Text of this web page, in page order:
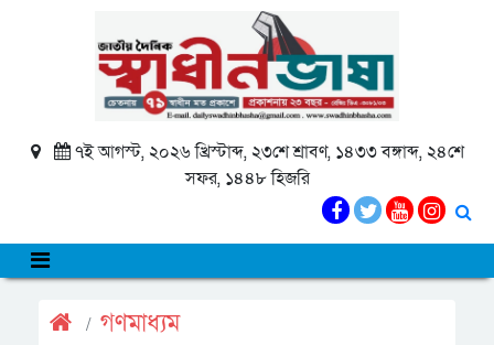
৭ই আগস্ট, ২০২৬ খ্রিস্টাব্দ, ২৩শে শ্রাবণ, ১৪৩৩ বঙ্গাব্দ, ২৪শে
সফর, ১৪৪৮ হিজরি
গণমাধ্যম